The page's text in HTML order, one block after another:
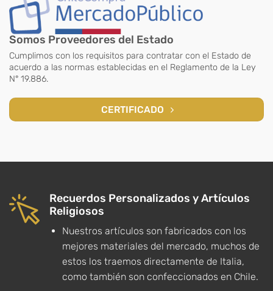
Somos Proveedores del Estado
Cumplimos con los requisitos para contratar con el Estado de
acuerdo a las normas establecidas en el Reglamento de la Ley
N° 19.886.
CERTIFICADO
Recuerdos Personalizados y Artículos
Religiosos
Nuestros artículos son fabricados con los
mejores materiales del mercado, muchos de
estos los traemos directamente de Italia,
como también son confeccionados en Chile.